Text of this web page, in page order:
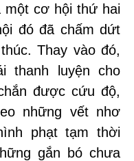
một cơ hội thứ hai
đó đã chấm dứt
Thay vào đó,
thanh luyện cho
được cứu độ,
những vết nhơ
phạt tạm thời
gắn bó chưa